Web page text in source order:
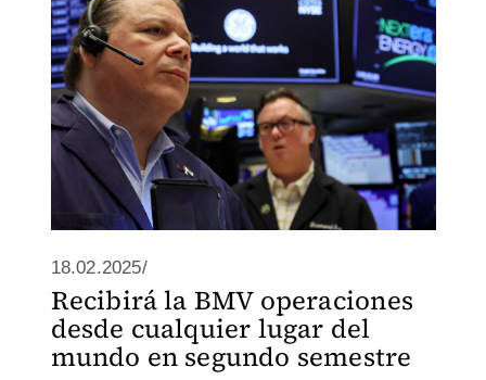
18.02.2025/
Recibirá la BMV operaciones
desde cualquier lugar del
mundo en segundo semestre